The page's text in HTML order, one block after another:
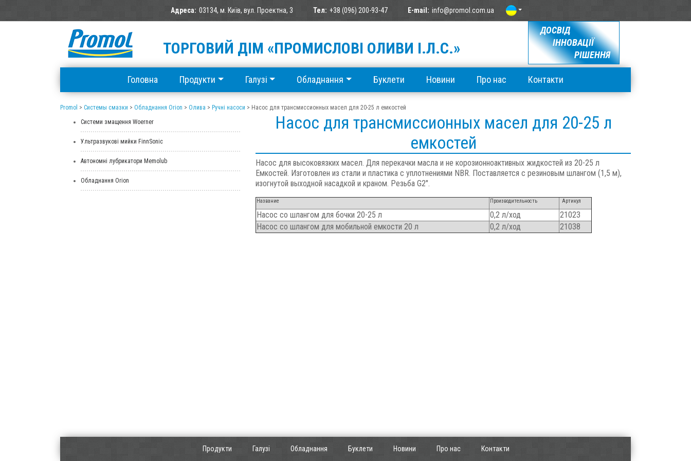
Адреса: 03134, м. Київ, вул. Проектна, 3 Тел: +38 (096) 200-93-47 E-mail: info@promol.com.ua
ТОРГОВИЙ ДІМ «ПРОМИСЛОВІ ОЛИВИ І.Л.С.»
ДОСВІД
ІННОВАЦІЇ
РІШЕННЯ
Головна Продукти Галузі Обладнання Буклети Новини Про нас Контакти
Promol > Системы смазки > Обладнання Orion > Олива > Ручні насоси > Насос для трансмиссионных масел для 20-25 л емкостей
Системи змащення Woerner
Ультразвукові мийки FinnSonic
Автономні лубрикатори Memolub
Обладнання Orion
Насос для трансмиссионных масел для 20-25 л
емкостей
Насос для высоковязких масел. Для перекачки масла и не корозионноактивных жидкостей из 20-25 л
Емкостей. Изготовлен из стали и пластика с уплотнениями NBR. Поставляется с резиновым шлангом (1,5 м),
изогнутой выходной насадкой и краном. Резьба G2″.
Название Производительность Артикул
Насос со шлангом для бочки 20-25 л 0,2 л/ход
21023
Насос со шлангом для мобильной емкости 20 л
0,2 л/ход 21038
Продукти Галузі Обладнання Буклети Новини Про нас Контакти